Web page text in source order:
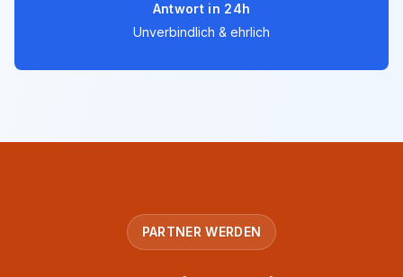
Antwort in 24h
Unverbindlich & ehrlich
PARTNER WERDEN